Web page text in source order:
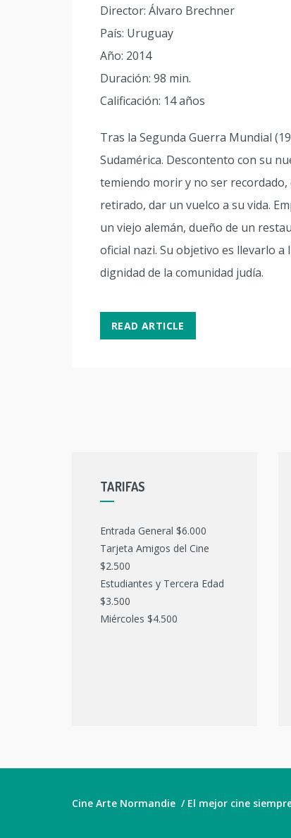
Director: Álvaro Brechner
País: Uruguay
Año: 2014
Duración: 98 min.
Calificación: 14 años
Tras la Segunda Guerra Mundial
Sudamérica. Descontento con su
temiendo morir y no ser recordado,
retirado, dar un vuelco a su vida.
un viejo alemán, dueño de un
oficial nazi. Su objetivo es llevarlo
dignidad de la comunidad judía.
READ ARTICLE
TARIFAS
Entrada General $6.000
Tarjeta Amigos del Cine
$2.500
Estudiantes y Tercera Edad
$3.500
Miércoles $4.500
Cine Arte Normandie / El mejor cine